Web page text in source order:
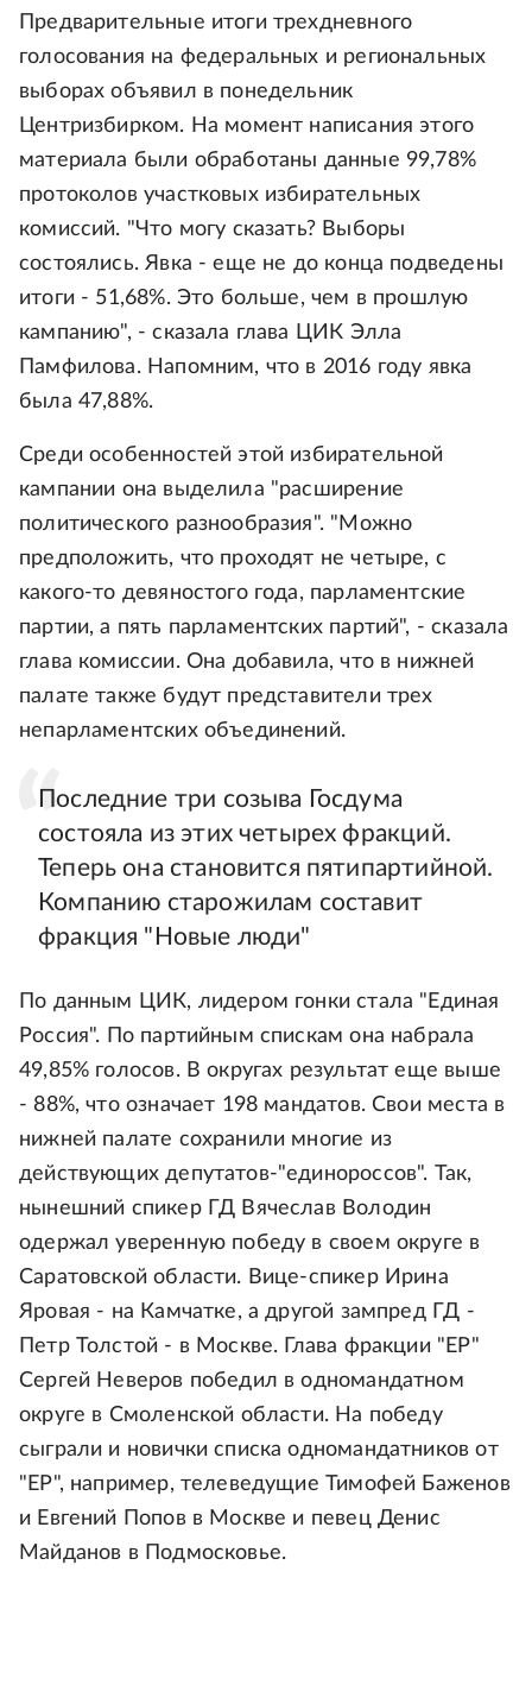
Предварительные итоги трехдневного
голосования на федеральных и региональных
выборах объявил в понедельник
Центризбирком. На момент написания этого
материала были обработаны данные 99,78%
протоколов участковых избирательных
комиссий. "Что могу сказать? Выборы
состоялись. Явка - еще не до конца подведены
итоги - 51,68%. Это больше, чем в прошлую
кампанию", - сказала глава ЦИК Элла
Памфилова. Напомним, что в 2016 году явка
была 47,88%.
Среди особенностей этой избирательной
кампании она выделила "расширение
политического разнообразия". "Можно
предположить, что проходят не четыре, с
какого-то девяностого года, парламентские
партии, а пять парламентских партий", - сказала
глава комиссии. Она добавила, что в нижней
палате также будут представители трех
непарламентских объединений.
Последние три созыва Госдума
состояла из этих четырех фракций.
Теперь она становится пятипартийной.
Компанию старожилам составит
фракция "Новые люди"
По данным ЦИК, лидером гонки стала "Единая
Россия". По партийным спискам она набрала
49,85% голосов. В округах результат еще выше
- 88%, что означает 198 мандатов. Свои места в
нижней палате сохранили многие из
действующих депутатов-"единороссов". Так,
нынешний спикер ГД Вячеслав Володин
одержал уверенную победу в своем округе в
Саратовской области. Вице-спикер Ирина
Яровая - на Камчатке, а другой зампред ГД -
Петр Толстой - в Москве. Глава фракции "ЕР"
Сергей Неверов победил в одномандатном
округе в Смоленской области. На победу
сыграли и новички списка одномандатников от
"ЕР", например, телеведущие Тимофей Баженов
и Евгений Попов в Москве и певец Денис
Майданов в Подмосковье.